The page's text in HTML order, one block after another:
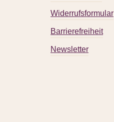
Widerrufsformular
Barrierefreiheit
Newsletter